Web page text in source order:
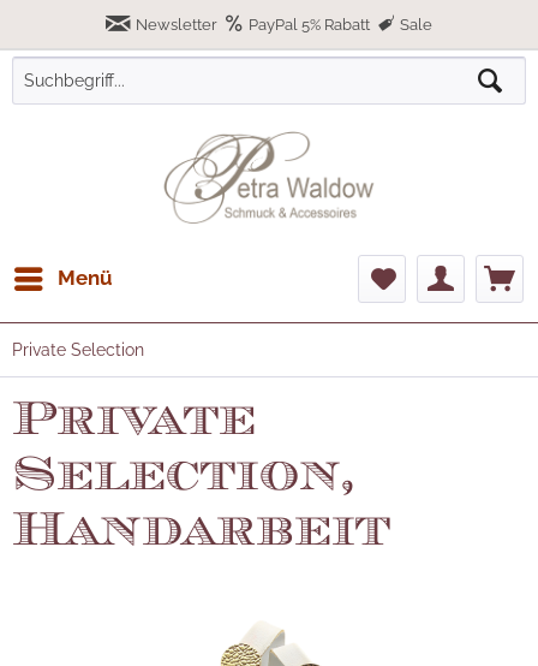
Newsletter PayPal 5% Rabatt Sale
Menü
Private Selection
Private
Selection,
Handarbeit